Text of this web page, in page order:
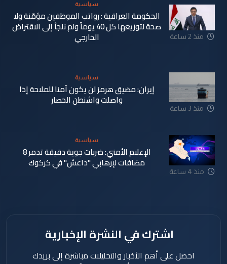
منذ 2 ساعة
سياسية
الحكومة العراقية : رواتب الموظفين مؤمّنة ولا
صحة لتوزيعها كل 40 يوماً ولم نلجأ إلى الاقتراض
الخارجي
منذ 3 ساعة
سياسية
إيران: مضيق هرمز لن يكون آمنا للملاحة إذا
واصلت واشنطن الحصار
منذ 4 ساعة
سياسية
الإعلام الأمني: ضربات جوية دقيقة تدمر 8
مضافات لإرهابي "داعش" في كركوك
اشترك في النشرة الإخبارية
احصل على أهم الأخبار والتحليلات مباشرة إلى بريدك